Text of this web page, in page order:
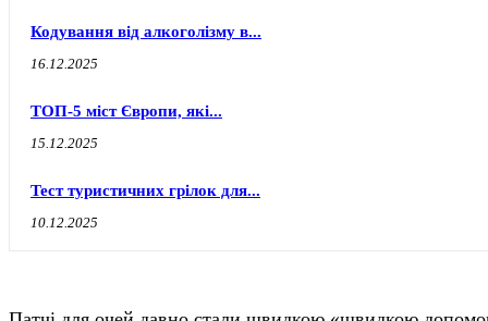
Кодування від алкоголізму в...
16.12.2025
ТОП-5 міст Європи, які...
15.12.2025
Тест туристичних грілок для...
10.12.2025